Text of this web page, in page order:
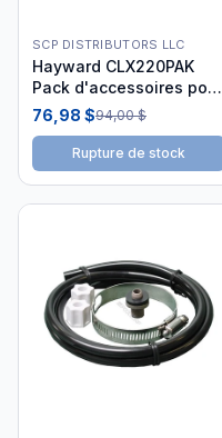
SCP DISTRIBUTORS LLC
Hayward CLX220PAK
Pack d'accessoires pour
distributeur CLX220
76,98 $94,00 $
Rupture de stock